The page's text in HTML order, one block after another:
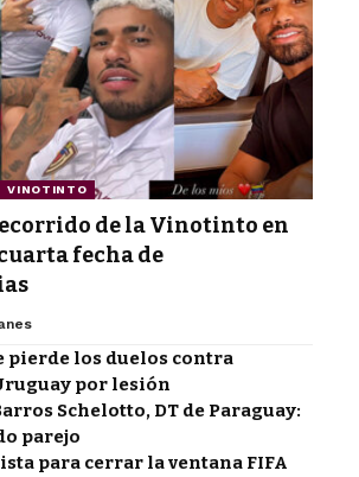
VINOTINTO
de la Vinotinto en
fecha de
pierde los duelos contra
por lesión
Schelotto, DT de Paraguay:
parejo
para cerrar la ventana FIFA